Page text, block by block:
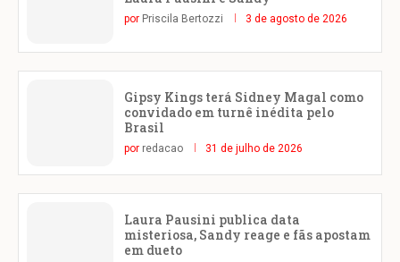
por Priscila Bertozzi 3 de agosto de 2026
Gipsy Kings terá Sidney Magal como
convidado em turnê inédita pelo
Brasil
por redacao 31 de julho de 2026
Laura Pausini publica data
misteriosa, Sandy reage e fãs apostam
em dueto